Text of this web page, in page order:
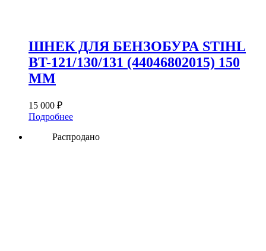
ШНЕК ДЛЯ БЕНЗОБУРА STIHL
BT-121/130/131 (44046802015) 150
ММ
15 000 ₽
Подробнее
Распродано